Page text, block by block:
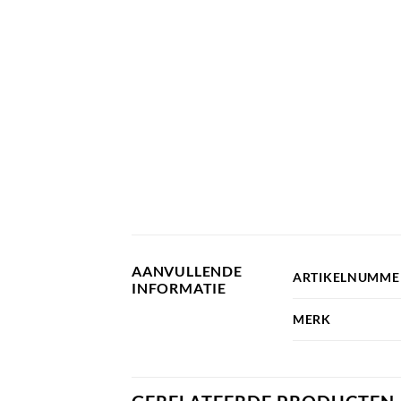
AANVULLENDE
INFORMATIE
MERK